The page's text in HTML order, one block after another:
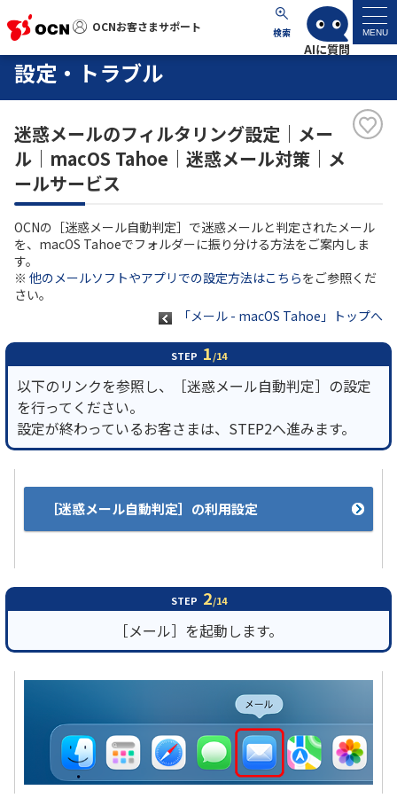
OCNお客さまサポート 検索 MENU
OCNお客さまサポート
サポートトップ
サービス名から探す
よくあるご質問
工事・故障情報
お問い合わせ
履歴・お気に入り
お知らせ サポートサイトの使い方
NTTドコモビジネスのお客さ
工事・故障情報通知
OCN サービス一覧
設定・トラブル
迷惑メールのフィルタリング設定｜メー
ル｜macOS Tahoe｜迷惑メール対策｜メ
ールサービス
OCNの［迷惑メール自動判定］で迷惑メールと判定されたメール
を、macOS Tahoeでフォルダーに振り分ける方法をご案内しま
す。
※ 他のメールソフトやアプリでの設定方法はこちらをご参照くだ
さい。
「メール - macOS Tahoe」トップへ
STEP 1/14
以下のリンクを参照し、［迷惑メール自動判定］の設定
を行ってください。
設定が終わっているお客さまは、STEP2へ進みます。
［迷惑メール自動判定］の利用設定
STEP 2/14
［メール］を起動します。